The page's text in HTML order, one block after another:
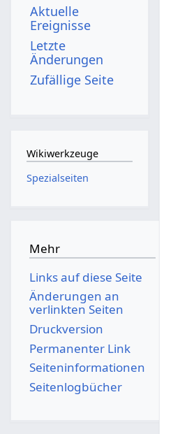
Aktuelle
Ereignisse
Letzte
Änderungen
Zufällige Seite
Wikiwerkzeuge
Spezialseiten
Mehr
Links auf diese Seite
Änderungen an
verlinkten Seiten
Druckversion
Permanenter Link
Seiten­­informationen
Seitenlogbücher